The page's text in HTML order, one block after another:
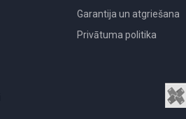
Garantija un atgriešana
Privātuma politika